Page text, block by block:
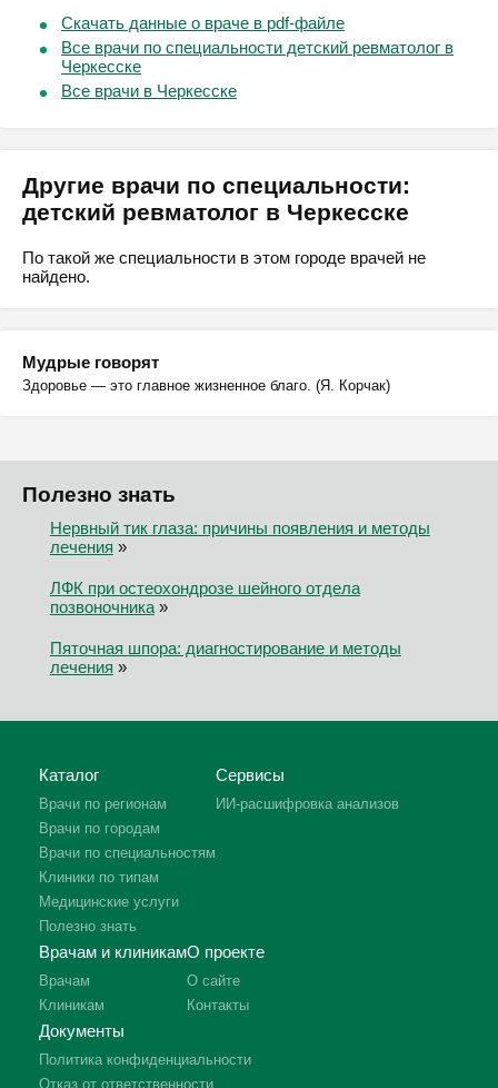
Скачать данные о враче в pdf-файле
Все врачи по специальности детский ревматолог в
Черкесске
Все врачи в Черкесске
Другие врачи по специальности:
детский ревматолог в Черкесске
По такой же специальности в этом городе врачей не
найдено.
Мудрые говорят
Здоровье — это главное жизненное благо. (Я. Корчак)
Полезно знать
Нервный тик глаза: причины появления и методы
лечения »
ЛФК при остеохондрозе шейного отдела
позвоночника»
Пяточная шпора: диагностирование и методы
лечения »
Каталог
Врачи по регионам
Врачи по городам
Врачи по специальностям
Клиники по типам
Медицинские услуги
Полезно знать
Сервисы
ИИ-расшифровка анализов
Врачам и клиникам
Врачам
Клиникам
О проекте
О сайте
Контакты
Документы
Политика конфиденциальности
Отказ от ответственности